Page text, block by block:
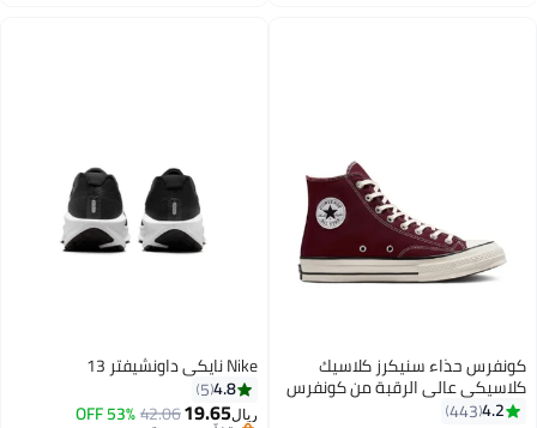
كونفرس حذاء سنيكرز كلاسيك
كلاسيكي عالي الرقبة من كونفرس
1970ز عنابي
4.2
443
Nike نايكي داونشيفتر 13
4.8
5
ريال19.65
42.06
53% OFF